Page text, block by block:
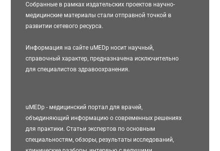
Собранные в рамках издательских проектов научно-
медицинские материалы стали отправной точкой в
развитии сетевого ресурса.
Информация на сайте uMEDp носит научный,
справочный характер, предназначена исключительно
для специалистов здравоохранения.
uMEDp - медицинский портал для врачей,
объединяющий информацию о современных решениях
для практики. Статьи экспертов по основным
специальностям, обзоры, результаты исследований,